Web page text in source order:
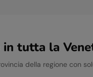
in tutta la
della regione con